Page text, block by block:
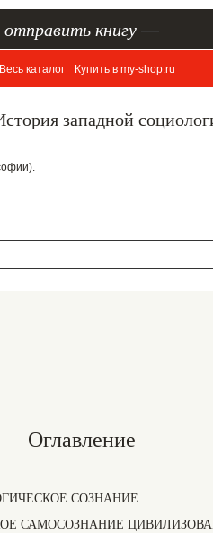
отправить книгу
Весь каталог Купить в my-shop.ru
западной
Оглавление
СОЗНАНИЕ
САМОСОЗНАНИЕ